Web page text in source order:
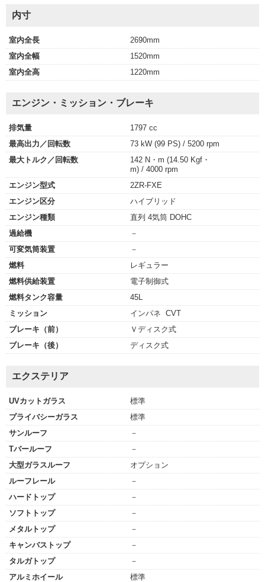
内寸
室内全長
2690mm
室内全幅
1520mm
室内全高
1220mm
エンジン・ミッション・ブレーキ
排気量
1797 cc
最高出力／回転数
73 kW (99 PS) / 5200 rpm
最大トルク／回転数
142 N・m (14.50 Kgf・
m) / 4000 rpm
エンジン型式
2ZR-FXE
エンジン区分
ハイブリッド
エンジン種類
直列 4気筒 DOHC
過給機
－
可変気筒装置
－
燃料
レギュラー
燃料供給装置
電子制御式
燃料タンク容量
45L
ミッション
インパネ CVT
ブレーキ（前）
Ｖディスク式
ブレーキ（後）
ディスク式
エクステリア
UVカットガラス
標準
プライバシーガラス
標準
サンルーフ
－
Tバールーフ
－
大型ガラスルーフ
オプション
ルーフレール
－
ハードトップ
－
ソフトトップ
－
メタルトップ
－
キャンバストップ
－
タルガトップ
－
アルミホイール
標準